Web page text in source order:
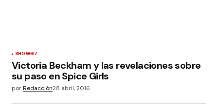
SHOWBIZ
Victoria Beckham y las revelaciones sobre
su paso en Spice Girls
porRedacción28 abril, 2016